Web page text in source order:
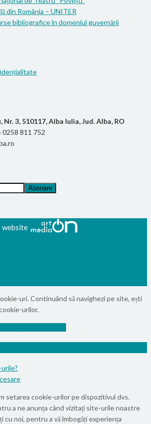
din România – UNITER
bibliografice în domeniul guvernării
3, 510117, Alba Iulia, Jud. Alba, RO
811 752
website
uri. Continuând să navighezi pe site, ești
urilor.
setarea cookie-urilor pe dispozitivul dvs.
a ne anunța când vizitați site-urile noastre
cu noi, pentru a vă îmbogăți experiența